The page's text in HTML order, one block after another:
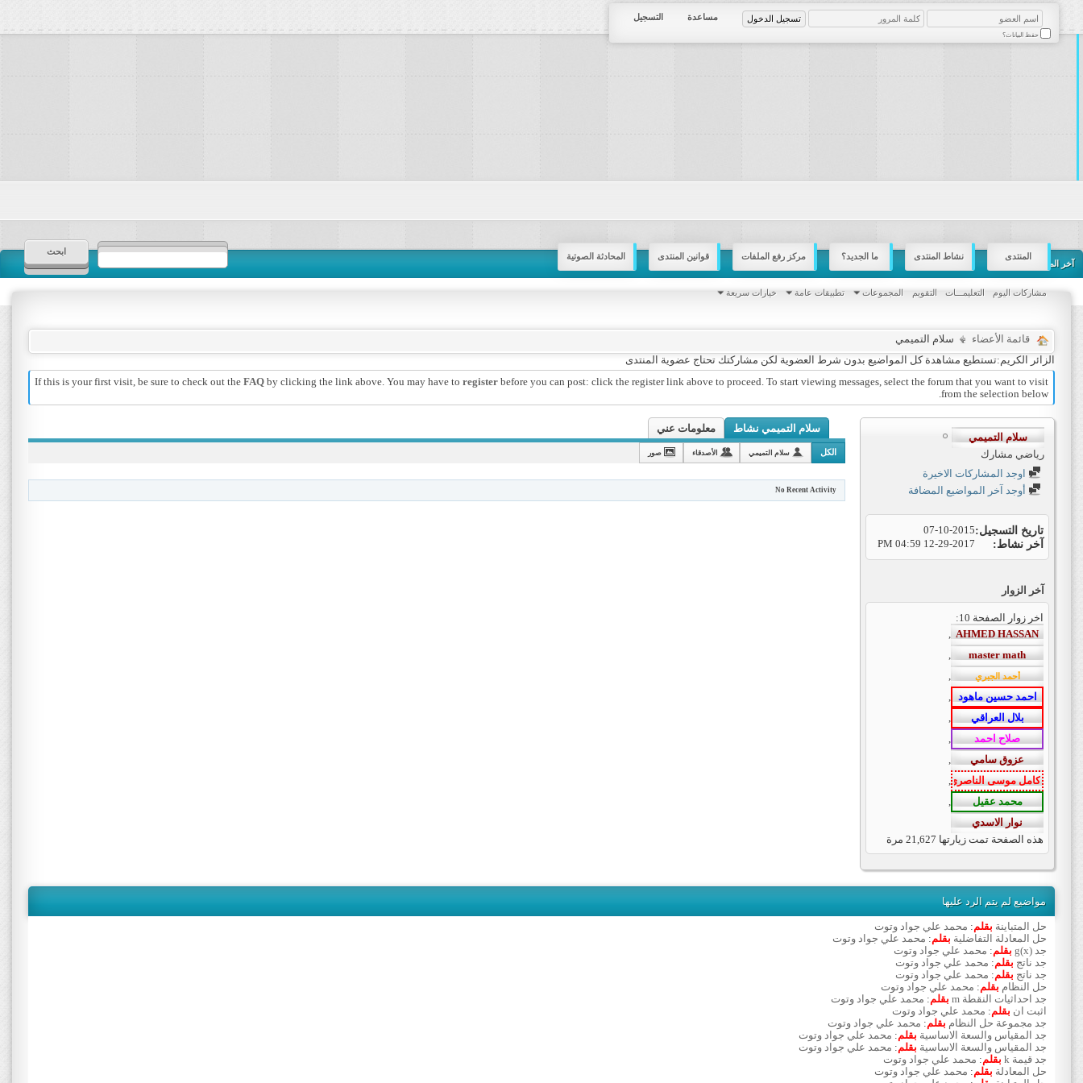
التسجيل مساعدة
حفظ البيانات؟
آخر المشاركات
المنتدى
مشاركات اليوم التعليمـــات التقويم المجموعات تطبيقات عامة خيارات سريعة
نشاط المنتدى ما الجديد؟ مركز رفع الملفات قوانين المنتدى المحادثة الصوتية
قائمة الأعضاء
سلام التميمي
الزائر الكريم:تستطيع مشاهدة كل المواضيع بدون شرط العضوية لكن مشاركتك تحتاج عضوية المنتدى
If this is your first visit, be sure to check out the FAQ by clicking the link above. You may have to register before you can post: click the register link above to proceed. To start viewing messages, select the forum that you want to visit
from the selection below.
رياضي مشارك
اوجد المشاركات الاخيرة
أوجد آخر المواضيع المضافة
تاريخ التسجيل 07-10-2015
آخر نشاط 12-29-2017
04:59 PM
آخر الزوار
اخر زوار الصفحة 10:
,
,
,
,
,
,
,
,
هذه الصفحة تمت زيارتها 21,627 مرة
سلام التميمي نشاط معلومات عني
الكل سلام التميمي الأصدقاء صور
No Recent Activity
مواضيع لم يتم الرد عليها
حل المتباينة بقلم: محمد علي جواد وتوت
حل المعادلة التفاضلية بقلم: محمد علي جواد وتوت
جد g(x)
بقلم: محمد علي جواد وتوت
جد ناتج بقلم: محمد علي جواد وتوت
جد ناتج بقلم: محمد علي جواد وتوت
حل النظام بقلم: محمد علي جواد وتوت
جد احداثيات النقطة m
بقلم: محمد علي جواد وتوت
اثبت ان بقلم: محمد علي جواد وتوت
جد مجموعة حل النظام بقلم: محمد علي جواد وتوت
جد المقياس والسعة الاساسية بقلم: محمد علي جواد وتوت
جد المقياس والسعة الاساسية بقلم: محمد علي جواد وتوت
جد قيمة k
بقلم: محمد علي جواد وتوت
حل المعادلة بقلم: محمد علي جواد وتوت